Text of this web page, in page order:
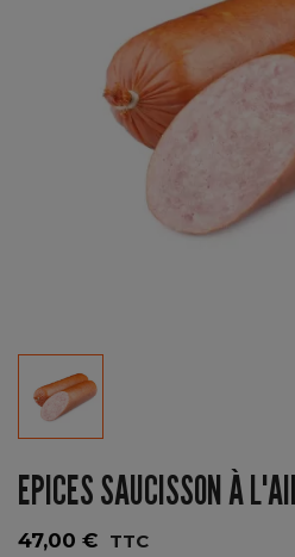
EPICES SAUCISSON À
47,00 € TTC